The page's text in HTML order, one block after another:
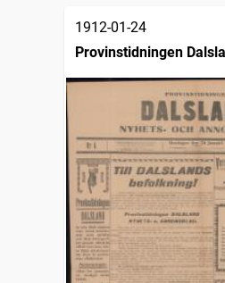
1912-01-24
Provinstidningen